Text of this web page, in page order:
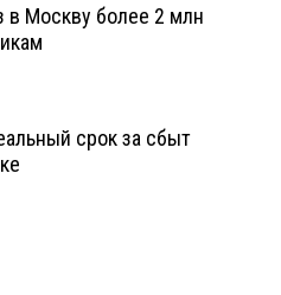
в Москву более 2 млн
срок за сбыт